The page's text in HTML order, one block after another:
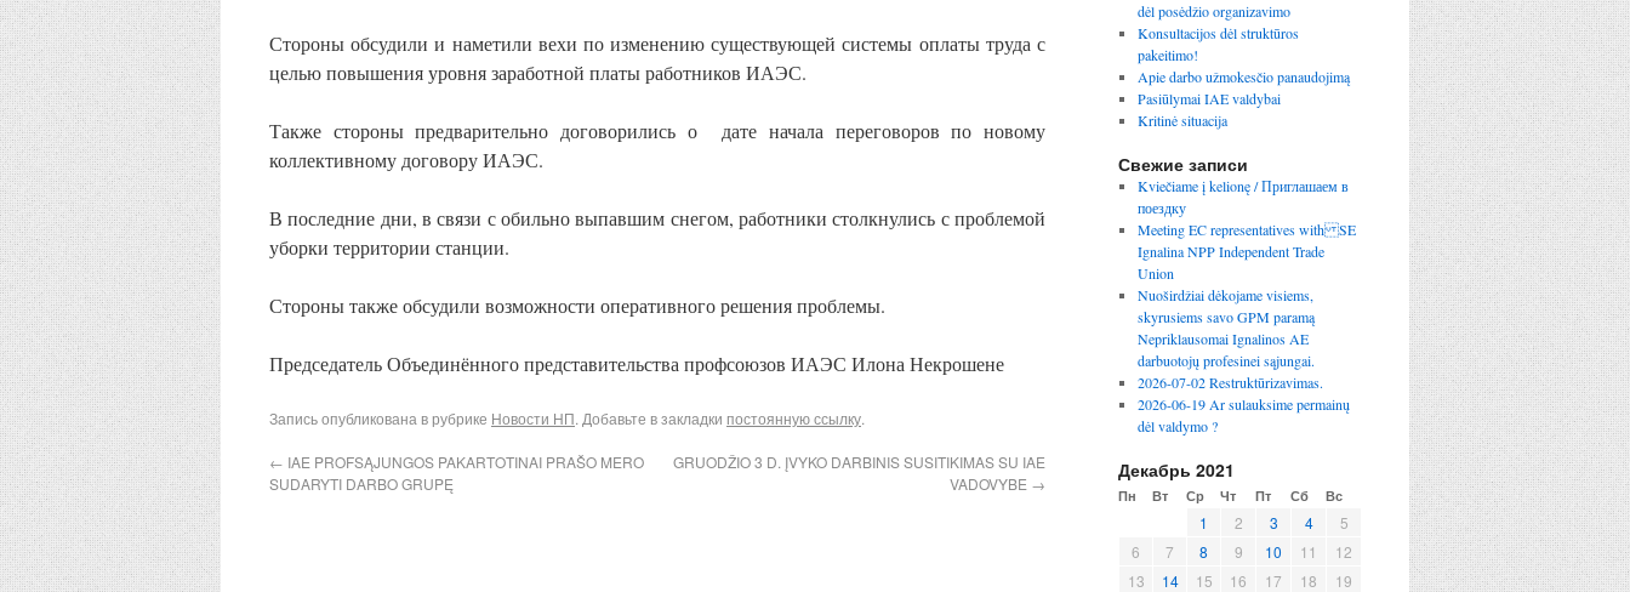
Стороны обсудили и наметили вехи по изменению существующей системы оплаты труда с
целью повышения уровня заработной платы работников ИАЭС.
Также стороны предварительно договорились о дате начала переговоров по новому
коллективному договору ИАЭС.
В последние дни, в связи с обильно выпавшим снегом, работники столкнулись с проблемой
уборки территории станции.
Стороны также обсудили возможности оперативного решения проблемы.
Председатель Объединённого представительства профсоюзов ИАЭС Илона Некрошене
Запись опубликована в рубрике Новости НП. Добавьте в закладки постоянную ссылку.
← IAE PROFSĄJUNGOS PAKARTOTINAI PRAŠO MERO
SUDARYTI DARBO GRUPĘ
GRUODŽIO 3 D. ĮVYKO DARBINIS SUSITIKIMAS SU IAE
VADOVYBE →
dėl posėdžio organizavimo
Konsultacijos dėl struktūros
pakeitimo!
Apie darbo užmokesčio panaudojimą
Pasiūlymai IAE valdybai
Kritinė situacija
Свежие записи
Kviečiame į kelionę / Приглашаем в
поездку
Meeting EC representatives with SE
Ignalina NPP Independent Trade
Union
Nuoširdžiai dėkojame visiems,
skyrusiems savo GPM paramą
Nepriklausomai Ignalinos AE
darbuotojų profesinei sąjungai.
2026-07-02 Restruktūrizavimas.
2026-06-19 Ar sulauksime permainų
dėl valdymo ?
Декабрь 2021
Пн Вт Ср Чт Пт Сб Вс
1 2 3 4
5
6
7 8 9 10 11
12
13
14 15 16 17 18
19